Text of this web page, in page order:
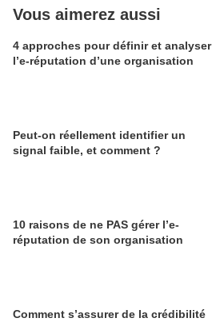
Vous aimerez aussi
4 approches pour définir et analyser
l’e-réputation d’une organisation
Peut-on réellement identifier un
signal faible, et comment ?
10 raisons de ne PAS gérer l’e-
réputation de son organisation
Comment s’assurer de la crédibilité